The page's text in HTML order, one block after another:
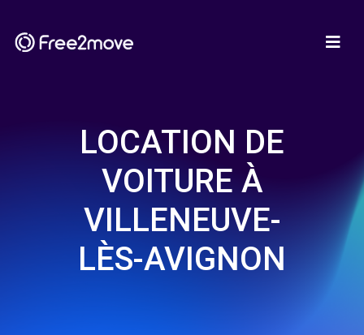
LOCATION DE
VOITURE À
VILLENEUVE-
LÈS-AVIGNON